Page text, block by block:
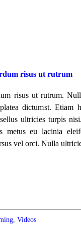
risus ut rutrum
risus ut rutrum.
dictumst. Etiam
ultricies turpis
metus eu lacinia
vel orci. Nulla
, Videos